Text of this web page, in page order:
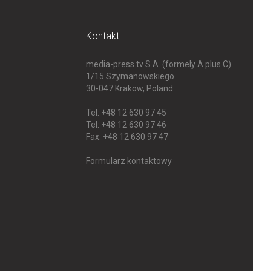
Kontakt
media-press.tv S.A. (formely A plus C)
1/15 Szymanowskiego
30-047 Krakow, Poland
Tel: +48 12 630 97 45
Tel: +48 12 630 97 46
Fax: +48 12 630 97 47
Formularz kontaktowy